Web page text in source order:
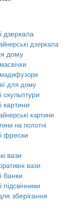
дзеркала
дзеркала
дому
для дому
скульптури
картини
картини
на полотні
фрески
вази
вази
банки
зберігання